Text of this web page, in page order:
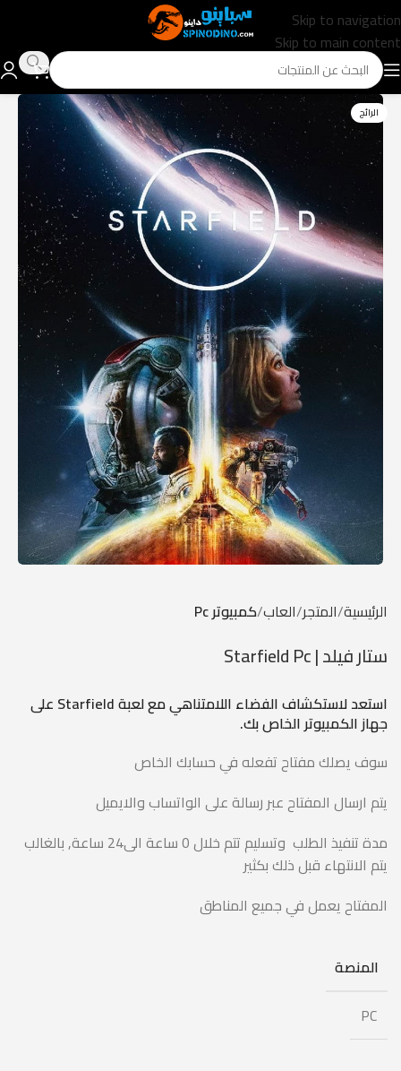
Skip to navigation
Skip to main content
الرائج
الرئيسية المتجر العاب كمبيوتر Pc
ستار فيلد | Starfield Pc
استعد لاستكشاف الفضاء اللامتناهي مع لعبة Starfield على
جهاز الكمبيوتر الخاص بك.
سوف يصلك مفتاح تفعله في حسابك الخاص
يتم ارسال المفتاح عبر رسالة على الواتساب والايميل
مدة تنفيذ الطلب وتسليم تتم خلال 0 ساعة الى24 ساعة, بالغالب
يتم الانتهاء قبل ذلك بكثير
المفتاح يعمل في جميع المناطق
المنصة
PC